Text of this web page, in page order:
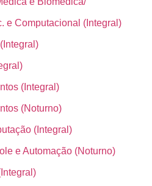
e Computacional (Integral)
(Integral)
(Noturno)
(Integral)
e Automação (Noturno)